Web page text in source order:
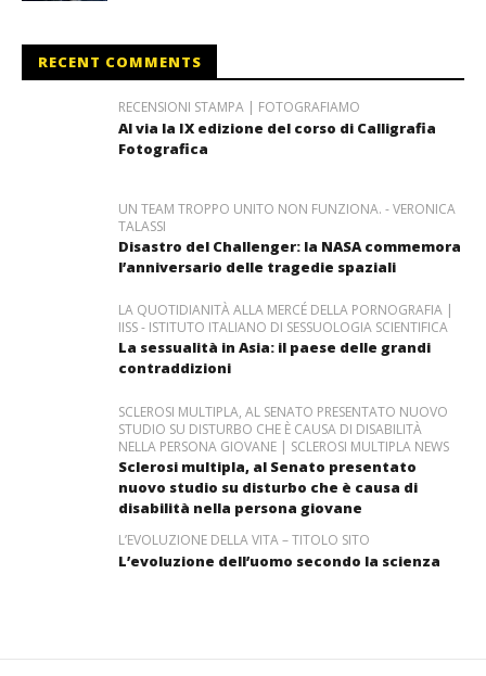
RECENT COMMENTS
RECENSIONI STAMPA | FOTOGRAFIAMO
Al via la IX edizione del corso di Calligrafia
Fotografica
UN TEAM TROPPO UNITO NON FUNZIONA. - VERONICA
TALASSI
Disastro del Challenger: la NASA commemora
l’anniversario delle tragedie spaziali
LA QUOTIDIANITÀ ALLA MERCÉ DELLA PORNOGRAFIA |
IISS - ISTITUTO ITALIANO DI SESSUOLOGIA SCIENTIFICA
La sessualità in Asia: il paese delle grandi
contraddizioni
SCLEROSI MULTIPLA, AL SENATO PRESENTATO NUOVO
STUDIO SU DISTURBO CHE È CAUSA DI DISABILITÀ
NELLA PERSONA GIOVANE | SCLEROSI MULTIPLA NEWS
Sclerosi multipla, al Senato presentato
nuovo studio su disturbo che è causa di
disabilità nella persona giovane
L’EVOLUZIONE DELLA VITA – TITOLO SITO
L’evoluzione dell’uomo secondo la scienza